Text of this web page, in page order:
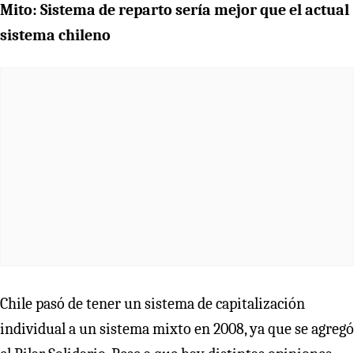
Mito: Sistema de reparto sería mejor que el actual
sistema chileno
Chile pasó de tener un sistema de capitalización
individual a un sistema mixto en 2008, ya que se agregó